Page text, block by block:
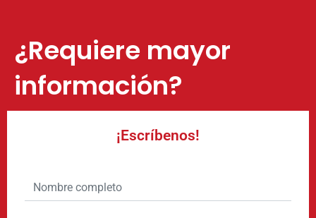
¿Requiere mayor
información?
¡Escríbenos!